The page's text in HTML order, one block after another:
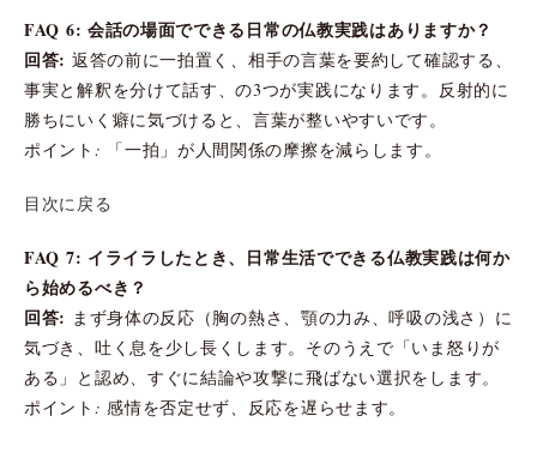
FAQ 6: 会話の場面でできる日常の仏教実践はありますか？
回答: 返答の前に一拍置く、相手の言葉を要約して確認する、
事実と解釈を分けて話す、の3つが実践になります。反射的に
勝ちにいく癖に気づけると、言葉が整いやすいです。
ポイント: 「一拍」が人間関係の摩擦を減らします。
目次に戻る
FAQ 7: イライラしたとき、日常生活でできる仏教実践は何か
ら始めるべき？
回答: まず身体の反応（胸の熱さ、顎の力み、呼吸の浅さ）に
気づき、吐く息を少し長くします。そのうえで「いま怒りが
ある」と認め、すぐに結論や攻撃に飛ばない選択をします。
ポイント: 感情を否定せず、反応を遅らせます。